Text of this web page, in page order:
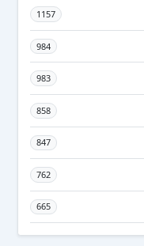
1157
984
983
858
847
762
665